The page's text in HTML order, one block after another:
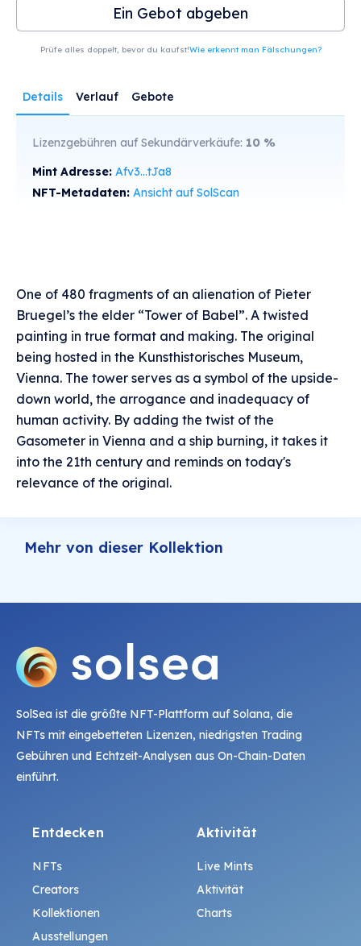
Ein Gebot abgeben
Prüfe alles doppelt, bevor du kaufst!Wie erkennt man Fälschungen?
Details Verlauf Gebote
Lizenzgebühren auf Sekundärverkäufe: 10 %
Mint Adresse: Afv3...tJa8
NFT-Metadaten: Ansicht auf SolScan
One of 480 fragments of an alienation of Pieter
Bruegel’s the elder “Tower of Babel”. A twisted
painting in true format and making. The original
being hosted in the Kunsthistorisches Museum,
Vienna. The tower serves as a symbol of the upside-
down world, the arrogance and inadequacy of
human activity. By adding the twist of the
Gasometer in Vienna and a ship burning, it takes it
into the 21th century and reminds on today's
relevance of the original.
Mehr von dieser Kollektion
SolSea ist die größte NFT-Plattform auf Solana, die
NFTs mit eingebetteten Lizenzen, niedrigsten Trading
Gebühren und Echtzeit-Analysen aus On-Chain-Daten
einführt.
Entdecken
NFTs
Creators
Kollektionen
Ausstellungen
Aktivität
Live Mints
Aktivität
Charts